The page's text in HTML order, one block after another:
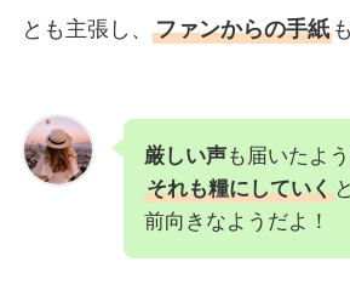
とも主張し、 ファンからの手紙
厳しい声も届いたよう
それも糧にしていくと
前向きなようだよ！